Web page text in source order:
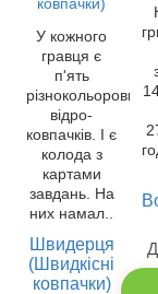
-3
реєстрацію
Купити одразу
У кожного
гравця є
п'ять
різнокольорових
відро-
ковпачків. І є
колода з
картами
завдань. На
них намал..
Швидерця
(Швидкісні
ковпачки)